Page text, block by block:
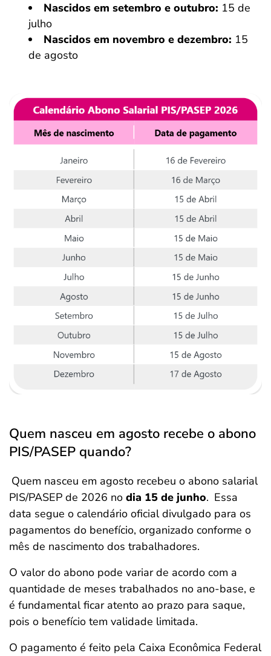
Nascidos em setembro e outubro: 15 de
julho
Nascidos em novembro e dezembro: 15
de agosto
Quem nasceu em agosto recebe o abono
PIS/PASEP quando?
Quem nasceu em agosto recebeu o abono salarial
PIS/PASEP de 2026 no dia 15 de junho. Essa
data segue o calendário oficial divulgado para os
pagamentos do benefício, organizado conforme o
mês de nascimento dos trabalhadores.
O valor do abono pode variar de acordo com a
quantidade de meses trabalhados no ano-base, e
é fundamental ficar atento ao prazo para saque,
pois o benefício tem validade limitada.
O pagamento é feito pela Caixa Econômica Federal